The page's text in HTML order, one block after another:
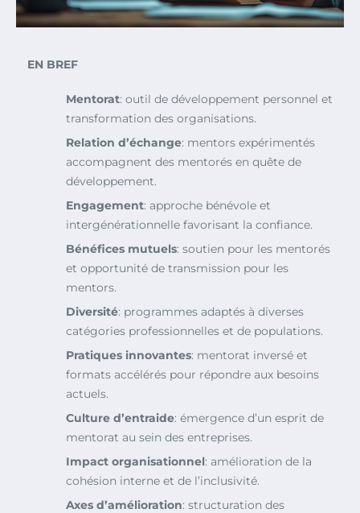
EN BREF
Mentorat: outil de développement personnel et
transformation des organisations.
Relation d’échange: mentors expérimentés
accompagnent des mentorés en quête de
développement.
Engagement: approche bénévole et
intergénérationnelle favorisant la confiance.
Bénéfices mutuels: soutien pour les mentorés
et opportunité de transmission pour les
mentors.
Diversité: programmes adaptés à diverses
catégories professionnelles et de populations.
Pratiques innovantes: mentorat inversé et
formats accélérés pour répondre aux besoins
actuels.
Culture d’entraide: émergence d’un esprit de
mentorat au sein des entreprises.
Impact organisationnel: amélioration de la
cohésion interne et de l’inclusivité.
Axes d’amélioration: structuration des